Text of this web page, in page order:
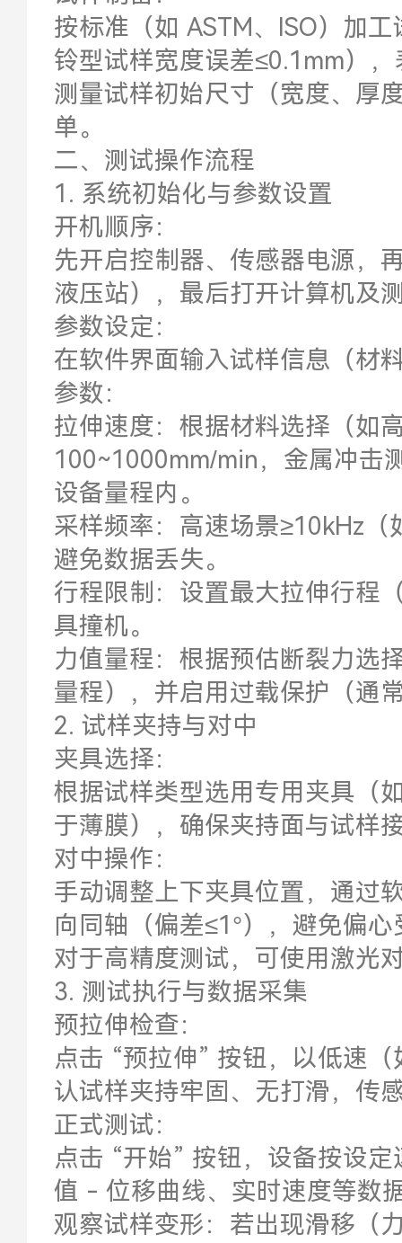
按标准（如 ASTM、ISO）加
铃型试样宽度误差≤0.1mm）
测量试样初始尺寸（宽度、厚
单。
二、测试操作流程
1. 系统初始化与参数设置
开机顺序：
先开启控制器、传感器电源，
液压站），最后打开计算机及
参数设定：
在软件界面输入试样信息（材
参数：
拉伸速度：根据材料选择（如
100~1000mm/min，金属冲击
设备量程内。
采样频率：高速场景≥10kHz
避免数据丢失。
行程限制：设置最大拉伸行程
具撞机。
力值量程：根据预估断裂力选
量程），并启用过载保护（通
2. 试样夹持与对中
夹具选择：
根据试样类型选用专用夹具（
于薄膜），确保夹持面与试样
对中操作：
手动调整上下夹具位置，通过
向同轴（偏差≤1°），避免偏
对于高精度测试，可使用激光
3. 测试执行与数据采集
预拉伸检查：
点击 “预拉伸” 按钮，以低速
认试样夹持牢固、无打滑，传
正式测试：
点击 “开始” 按钮，设备按设
值 - 位移曲线、实时速度等数
观察试样变形：若出现滑移（